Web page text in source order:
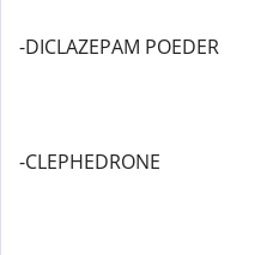
-DICLAZEPAM POEDER
-CLEPHEDRONE